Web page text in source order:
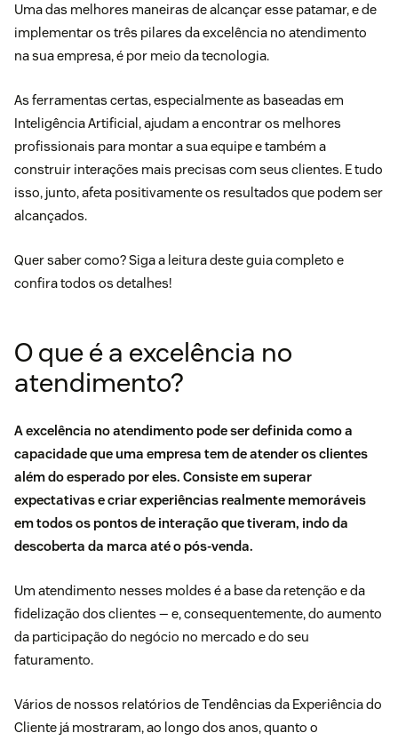
Uma das melhores maneiras de alcançar esse patamar, e de
implementar os três pilares da excelência no atendimento
na sua empresa, é por meio da tecnologia.
As ferramentas certas, especialmente as baseadas em
Inteligência Artificial, ajudam a encontrar os melhores
profissionais para montar a sua equipe e também a
construir interações mais precisas com seus clientes. E tudo
isso, junto, afeta positivamente os resultados que podem ser
alcançados.
Quer saber como? Siga a leitura deste guia completo e
confira todos os detalhes!
O que é a excelência no
atendimento?
A excelência no atendimento pode ser definida como a
capacidade que uma empresa tem de atender os clientes
além do esperado por eles. Consiste em superar
expectativas e criar experiências realmente memoráveis
em todos os pontos de interação que tiveram, indo da
descoberta da marca até o pós-venda.
Um atendimento nesses moldes é a base da retenção e da
fidelização dos clientes — e, consequentemente, do aumento
da participação do negócio no mercado e do seu
faturamento.
Vários de nossos relatórios de Tendências da Experiência do
Cliente já mostraram, ao longo dos anos, quanto o